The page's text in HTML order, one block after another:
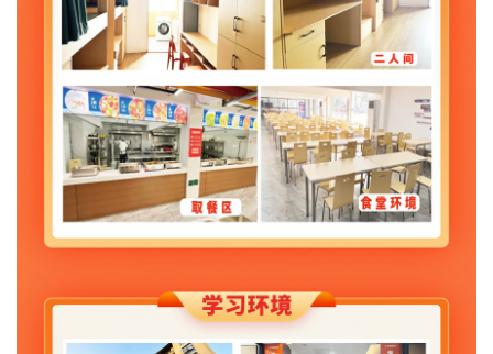
36、对于一些习惯特别差的孩子，如抽烟，打架，...